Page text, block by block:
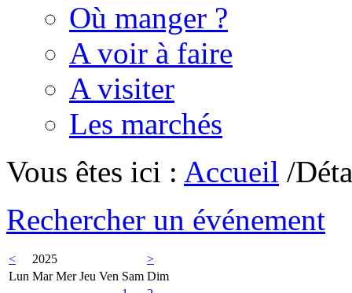
Où manger ?
A voir à faire
A visiter
Les marchés
Vous êtes ici : Accueil /
Rechercher un événement
< 2025
>
Lun Mar Mer Jeu Ven Sam Dim